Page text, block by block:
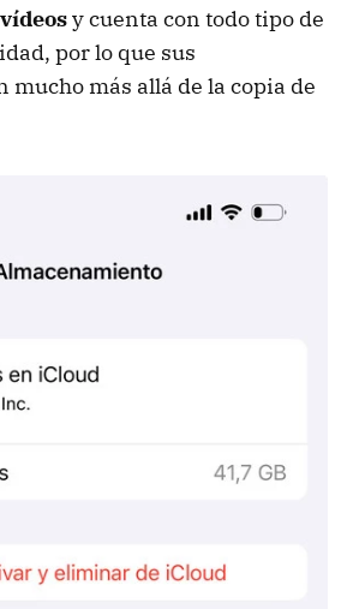
y cuenta con todo tipo de
por lo que sus
más allá de la copia de